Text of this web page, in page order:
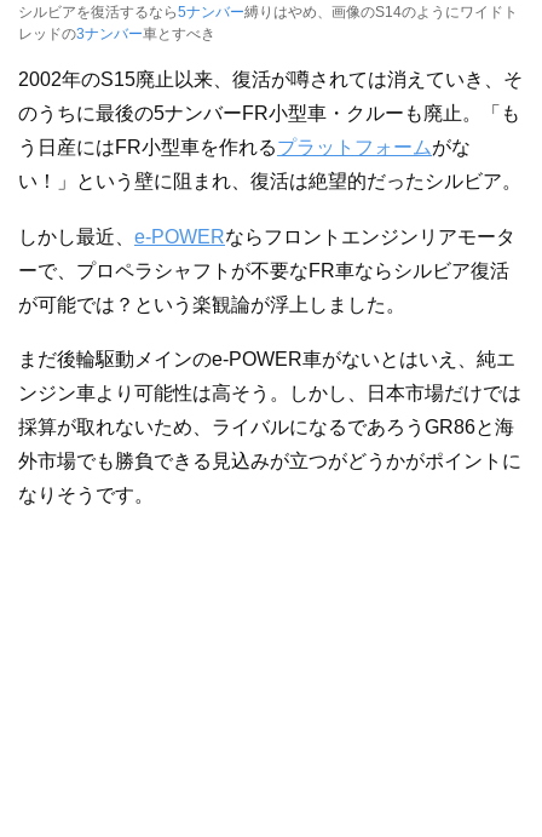
シルビアを復活するなら5ナンバー縛りはやめ、画像のS14のようにワイドト
レッドの3ナンバー車とすべき
2002年のS15廃止以来、復活が噂されては消えていき、そ
のうちに最後の5ナンバーFR小型車・クルーも廃止。「も
う日産にはFR小型車を作れるプラットフォームがな
い！」という壁に阻まれ、復活は絶望的だったシルビア。
しかし最近、 e-POWERならフロントエンジンリアモータ
ーで、プロペラシャフトが不要なFR車ならシルビア復活
が可能では？という楽観論が浮上しました。
まだ後輪駆動メインのe-POWER車がないとはいえ、純エ
ンジン車より可能性は高そう。しかし、日本市場だけでは
採算が取れないため、ライバルになるであろうGR86と海
外市場でも勝負できる見込みが立つがどうかがポイントに
なりそうです。